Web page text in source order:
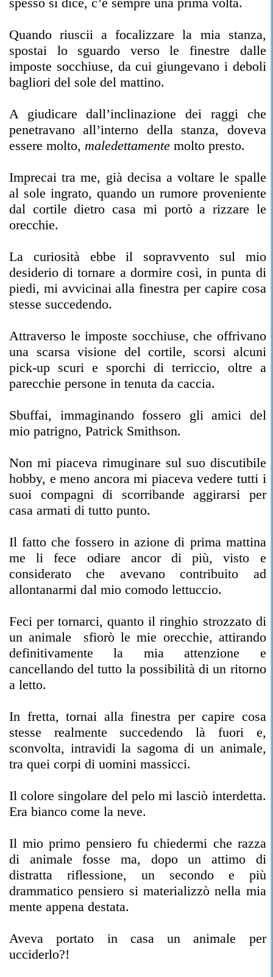
Quando riuscii a focalizzare la mia stanza,
spostai lo sguardo verso le finestre dalle
imposte socchiuse, da cui giungevano i deboli
bagliori del sole del mattino.
A giudicare dall’inclinazione dei raggi che
penetravano all’interno della stanza, doveva
essere molto, maledettamente molto presto.
Imprecai tra me, già decisa a voltare le spalle
al sole ingrato, quando un rumore proveniente
dal cortile dietro casa mi portò a rizzare le
orecchie.
La curiosità ebbe il sopravvento sul mio
desiderio di tornare a dormire così, in punta di
piedi, mi avvicinai alla finestra per capire cosa
stesse succedendo.
Attraverso le imposte socchiuse, che offrivano
una scarsa visione del cortile, scorsi alcuni
pick-up scuri e sporchi di terriccio, oltre a
parecchie persone in tenuta da caccia.
Sbuffai, immaginando fossero gli amici del
mio patrigno, Patrick Smithson.
Non mi piaceva rimuginare sul suo discutibile
hobby, e meno ancora mi piaceva vedere tutti i
suoi compagni di scorribande aggirarsi per
casa armati di tutto punto.
Il fatto che fossero in azione di prima mattina
me li fece odiare ancor di più, visto e
considerato che avevano contribuito ad
allontanarmi dal mio comodo lettuccio.
Feci per tornarci, quanto il ringhio strozzato di
un animale sfiorò le mie orecchie, attirando
definitivamente la mia attenzione e
cancellando del tutto la possibilità di un ritorno
a letto.
In fretta, tornai alla finestra per capire cosa
stesse realmente succedendo là fuori e,
sconvolta, intravidi la sagoma di un animale,
tra quei corpi di uomini massicci.
Il colore singolare del pelo mi lasciò interdetta.
Era bianco come la neve.
Il mio primo pensiero fu chiedermi che razza
di animale fosse ma, dopo un attimo di
distratta riflessione, un secondo e più
drammatico pensiero si materializzò nella mia
mente appena destata.
Aveva portato in casa un animale per
ucciderlo?!